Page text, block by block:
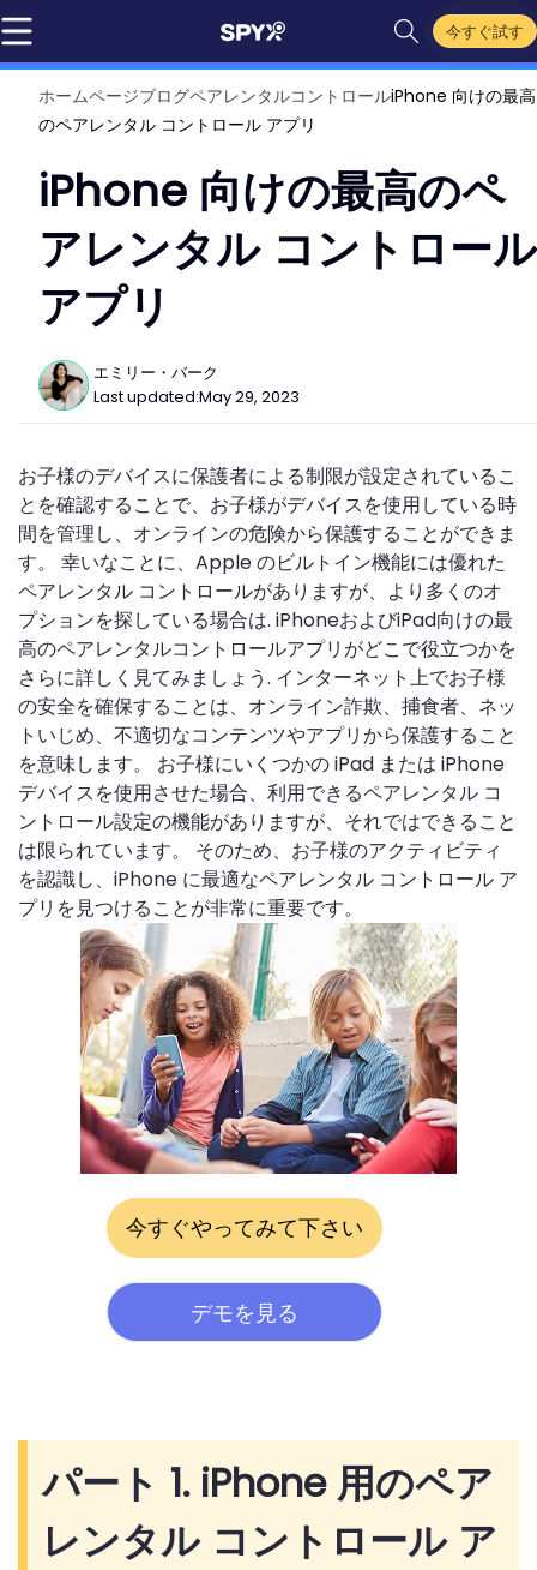
今すぐ試す
ホームページブログペアレンタルコントロールiPhone 向けの最高
のペアレンタル コントロール アプリ
iPhone 向けの最高のペ
アレンタル コントロール
アプリ
エミリー・バーク
Last updated:May 29, 2023
お子様のデバイスに保護者による制限が設定されているこ
とを確認することで、お子様がデバイスを使用している時
間を管理し、オンラインの危険から保護することができま
す。 幸いなことに、Apple のビルトイン機能には優れた
ペアレンタル コントロールがありますが、より多くのオ
プションを探している場合は. iPhoneおよびiPad向けの最
高のペアレンタルコントロールアプリがどこで役立つかを
さらに詳しく見てみましょう. インターネット上でお子様
の安全を確保することは、オンライン詐欺、捕食者、ネッ
トいじめ、不適切なコンテンツやアプリから保護すること
を意味します。 お子様にいくつかの iPad または iPhone
デバイスを使用させた場合、利用できるペアレンタル コ
ントロール設定の機能がありますが、それではできること
は限られています。 そのため、お子様のアクティビティ
を認識し、iPhone に最適なペアレンタル コントロール ア
プリを見つけることが非常に重要です。
今すぐやってみて下さい
デモを見る
パート 1. iPhone 用のペア
レンタル コントロール ア